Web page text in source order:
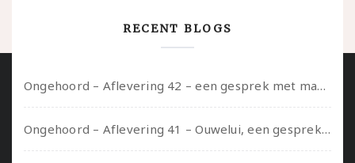
RECENT BLOGS
Ongehoord – Aflevering 42 – een gesprek met marijn over seksueel opbloeien, het ouderschap uitvinden en verschillende leeftijden in je mee dragen
Ongehoord – Aflevering 41 – Ouwelui, een gesprek met Marcelle over polyamorie op latere leeftijd, (mantel)zorg voor je partners en seksueel plezier.